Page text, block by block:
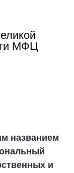
МФЦ
названием
и